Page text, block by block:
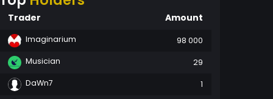
Trader Amount
Imaginarium
98 000
Musician
29
DaWn7
1